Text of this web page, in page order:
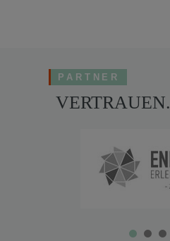
PARTNER
VERTRAUEN.